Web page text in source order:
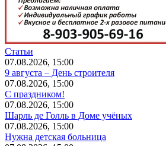
Статьи
07.08.2026, 15:00
9 августа – День строителя
07.08.2026, 15:00
С праздником!
07.08.2026, 15:00
Шарль де Голль в Доме учёных
07.08.2026, 15:00
Нужна детская больница